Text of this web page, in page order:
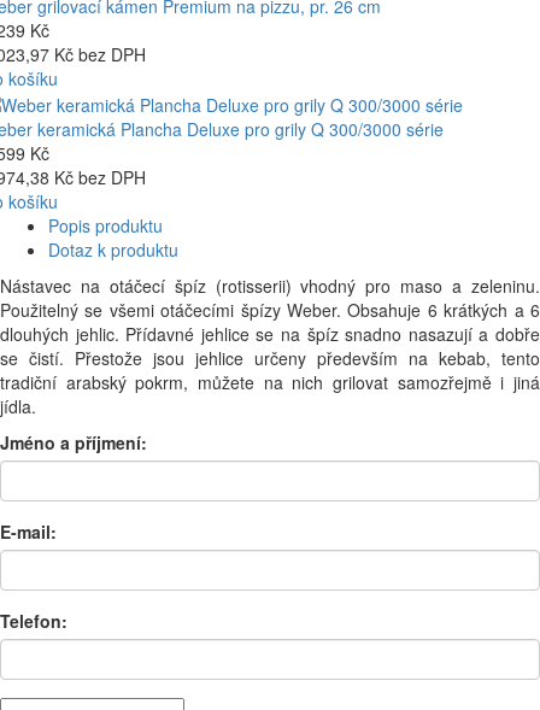
grilovací kámen Premium na pizzu, pr. 26 cm
Kč
Kč bez DPH
košíku
keramická Plancha Deluxe pro grily Q 300/3000 série
Kč
Kč bez DPH
košíku
Popis produktu
Dotaz k produktu
Nástavec na otáčecí špíz (rotisserii) vhodný pro maso a zeleninu.
Použitelný se všemi otáčecími špízy Weber. Obsahuje 6 krátkých a 6
dlouhých jehlic. Přídavné jehlice se na špíz snadno nasazují a dobře
se čistí. Přestože jsou jehlice určeny především na kebab, tento
tradiční arabský pokrm, můžete na nich grilovat samozřejmě i jiná
jídla.
Jméno a příjmení:
E-mail:
Telefon: